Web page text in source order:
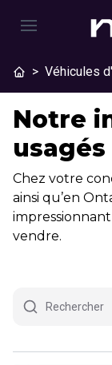
> Véhicules
Notre
usagés
Chez votre
ainsi qu’en
vendre.